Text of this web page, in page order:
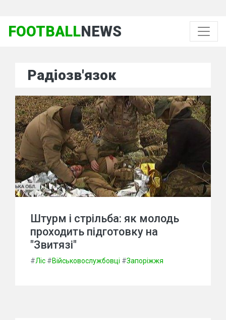
FOOTBALLNEWS
Радіозв'язок
Штурм і стрільба: як молодь
проходить підготовку на
"Звитязі"
#Ліс #Військовослужбовці #Запоріжжя